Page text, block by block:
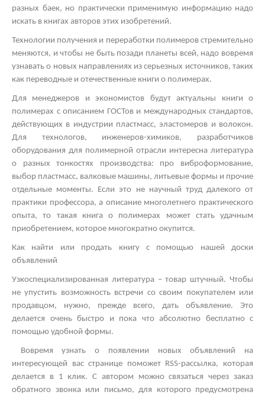
разных баек, но практически применимую информацию надо
искать в книгах авторов этих изобретений.
Технологии получения и переработки полимеров стремительно
меняются, и чтобы не быть позади планеты всей, надо вовремя
узнавать о новых направлениях из серьезных источников, таких
как переводные и отечественные книги о полимерах.
Для менеджеров и экономистов будут актуальны книги о
полимерах с описанием ГОСТов и международных стандартов,
действующих в индустрии пластмасс, эластомеров и волокон.
Для технологов, инженеров-химиков, разработчиков
оборудования для полимерной отрасли интересна литература
о разных тонкостях производства: про виброформование,
выбор пластмасс, валковые машины, литьевые формы и прочие
отдельные моменты. Если это не научный труд далекого от
практики профессора, а описание многолетнего практического
опыта, то такая книга о полимерах может стать удачным
приобретением, которое многократно окупится.
Как найти или продать книгу с помощью нашей доски
объявлений
Узкоспециализированная литература – товар штучный. Чтобы
не упустить возможность встречи со своим покупателем или
продавцом, нужно, прежде всего, дать объявление. Это
делается очень быстро и пока что абсолютно бесплатно с
помощью удобной формы.
Вовремя узнать о появлении новых объявлений на
интересующей вас странице поможет RSS-рассылка, которая
делается в 1 клик. С автором можно связаться через заказ
обратного звонка или письмо, для которого предусмотрена